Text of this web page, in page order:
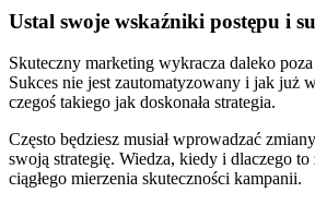
Ustal swoje wskaźniki postępu i
Skuteczny marketing wykracza daleko
Sukces nie jest zautomatyzowany i jak już
czegoś takiego jak doskonała strategia.
Często będziesz musiał wprowadzać
swoją strategię. Wiedza, kiedy i dlaczego
ciągłego mierzenia skuteczności kampanii.